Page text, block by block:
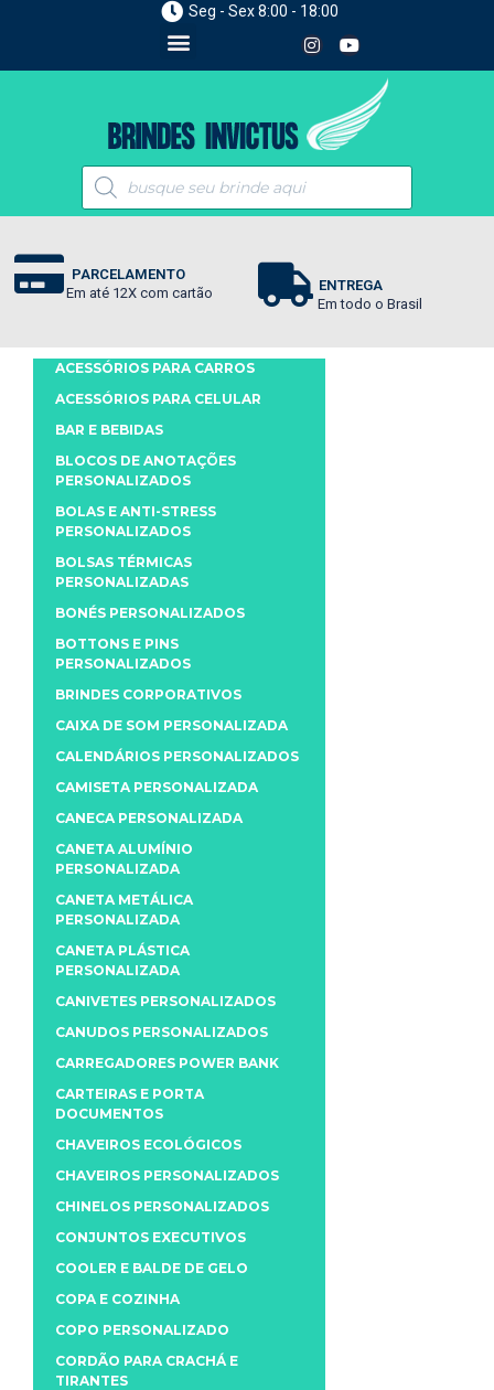
Seg - Sex 8:00 - 18:00
PARCELAMENTO
Em até 12X com cartão
ENTREGA
Em todo o Brasil
ACESSÓRIOS PARA CARROS
ACESSÓRIOS PARA CELULAR
BAR E BEBIDAS
BLOCOS DE ANOTAÇÕES
PERSONALIZADOS
BOLAS E ANTI-STRESS
PERSONALIZADOS
BOLSAS TÉRMICAS
PERSONALIZADAS
BONÉS PERSONALIZADOS
BOTTONS E PINS
PERSONALIZADOS
BRINDES CORPORATIVOS
CAIXA DE SOM PERSONALIZADA
CALENDÁRIOS PERSONALIZADOS
CAMISETA PERSONALIZADA
CANECA PERSONALIZADA
CANETA ALUMÍNIO
PERSONALIZADA
CANETA METÁLICA
PERSONALIZADA
CANETA PLÁSTICA
PERSONALIZADA
CANIVETES PERSONALIZADOS
CANUDOS PERSONALIZADOS
CARREGADORES POWER BANK
CARTEIRAS E PORTA
DOCUMENTOS
CHAVEIROS ECOLÓGICOS
CHAVEIROS PERSONALIZADOS
CHINELOS PERSONALIZADOS
CONJUNTOS EXECUTIVOS
COOLER E BALDE DE GELO
COPA E COZINHA
COPO PERSONALIZADO
CORDÃO PARA CRACHÁ E
TIRANTES